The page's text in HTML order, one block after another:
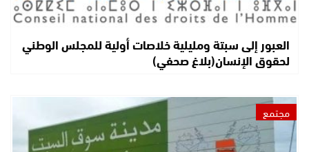
العبور إلى سبتة ومليلية خلاصات أولية للمجلس الوطني
لحقوق الإنسان(بلاغ صحفي)
مجتمع